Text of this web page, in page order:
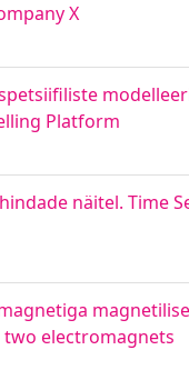
X
Platform
näitel. Time
electromagnets